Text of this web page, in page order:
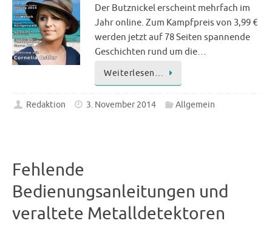
Der Butznickel erscheint mehrfach im
Jahr online. Zum Kampfpreis von 3,99 €
werden jetzt auf 78 Seiten spannende
Geschichten rund um die…
Weiterlesen…
Redaktion 3. November 2014 Allgemein
Fehlende
Bedienungsanleitungen und
veraltete Metalldetektoren